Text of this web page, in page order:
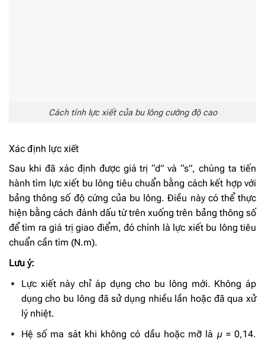
Cách tính lực xiết của bu lông cường độ cao
Xác định lực xiết
Sau khi đã xác định được giá trị “d” và “s”, chúng ta tiến
hành tìm lực xiết bu lông tiêu chuẩn bằng cách kết hợp với
bảng thông số độ cứng của bu lông. Điều này có thể thực
hiện bằng cách đánh dấu từ trên xuống trên bảng thông số
để tìm ra giá trị giao điểm, đó chính là lực xiết bu lông tiêu
chuẩn cần tìm (N.m).
Lưu ý:
Lực xiết này chỉ áp dụng cho bu lông mới. Không áp
dụng cho bu lông đã sử dụng nhiều lần hoặc đã qua xử
lý nhiệt.
Hệ số ma sát khi không có dầu hoặc mỡ là µ = 0,14.